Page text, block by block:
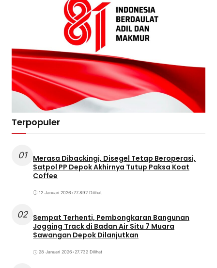
Terpopuler
01
Merasa Dibackingi, Disegel Tetap Beroperasi,
Satpol PP Depok Akhirnya Tutup Paksa Koat
Coffee
12 Januari 2026•77.892 Dilihat
02 Sempat Terhenti, Pembongkaran Bangunan
Jogging Track di Badan Air Situ 7 Muara
Sawangan Depok Dilanjutkan
28 Januari 2026•27.732 Dilihat